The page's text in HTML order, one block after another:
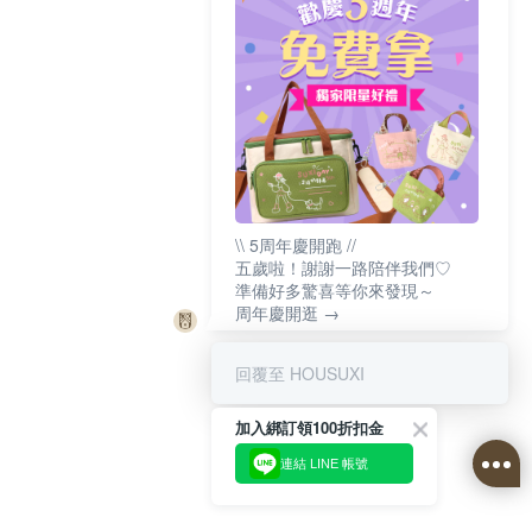
\\ 5周年慶開跑 //
五歲啦！謝謝一路陪伴我們♡
準備好多驚喜等你來發現～
周年慶開逛 →
回覆至 HOUSUXI
加入綁訂領100折扣金
連結 LINE 帳號